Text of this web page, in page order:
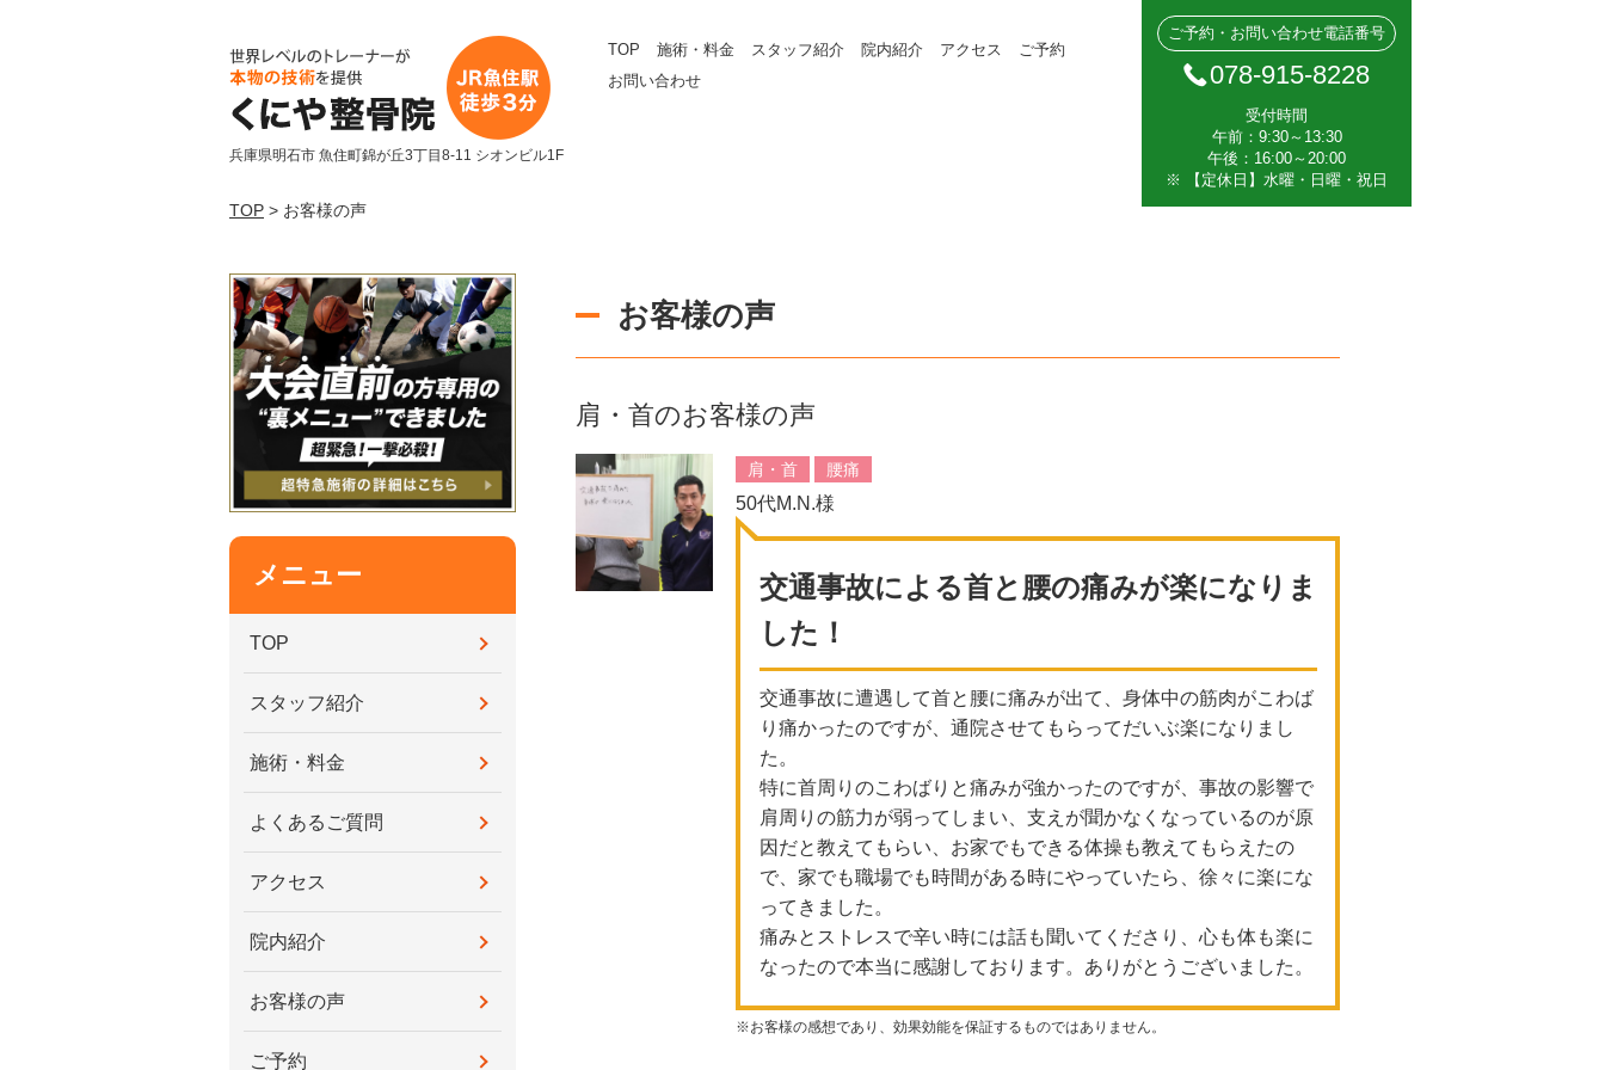
兵庫県明石市 魚住町錦が丘3丁目8-11 シオンビル1F
TOP 施術・料金 スタッフ紹介 院内紹介 アクセス
ご予約
お問い合わせ
ご予約・お問い合わせ電話番号
078-915-8228
受付時間
午前：9:30～13:30
午後：16:00～20:00
※ 【定休日】水曜・日曜・祝日
TOP > お客様の声
お客様の声
肩・首のお客様の声
肩・首 腰痛
50代M.N.様
交通事故による首と腰の痛みが楽になりま
した！
交通事故に遭遇して首と腰に痛みが出て、身体中の筋肉がこわば
り痛かったのですが、通院させてもらってだいぶ楽になりまし
た。
特に首周りのこわばりと痛みが強かったのですが、事故の影響で
肩周りの筋力が弱ってしまい、支えが聞かなくなっているのが原
因だと教えてもらい、お家でもできる体操も教えてもらえたの
で、家でも職場でも時間がある時にやっていたら、徐々に楽にな
ってきました。
痛みとストレスで辛い時には話も聞いてくださり、心も体も楽に
なったので本当に感謝しております。ありがとうございました。
※お客様の感想であり、効果効能を保証するものではありません。
メニュー
TOP
スタッフ紹介
施術・料金
よくあるご質問
アクセス
院内紹介
お客様の声
ご予約